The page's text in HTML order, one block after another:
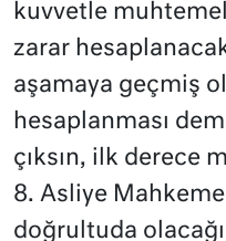
kuvvetle
zarar
aşamaya geçmiş
hesaplanması
çıksın, ilk derece
8. Asliye
doğrultuda